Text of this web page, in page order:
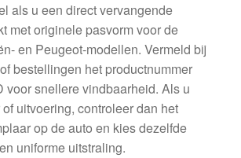
als u een direct vervangende
met originele pasvorm voor de
en Peugeot-modellen. Vermeld bij
bestellingen het productnummer
voor snellere vindbaarheid. Als u
uitvoering, controleer dan het
op de auto en kies dezelfde
uniforme uitstraling.